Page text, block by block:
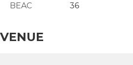
BEAC 36
VENUE